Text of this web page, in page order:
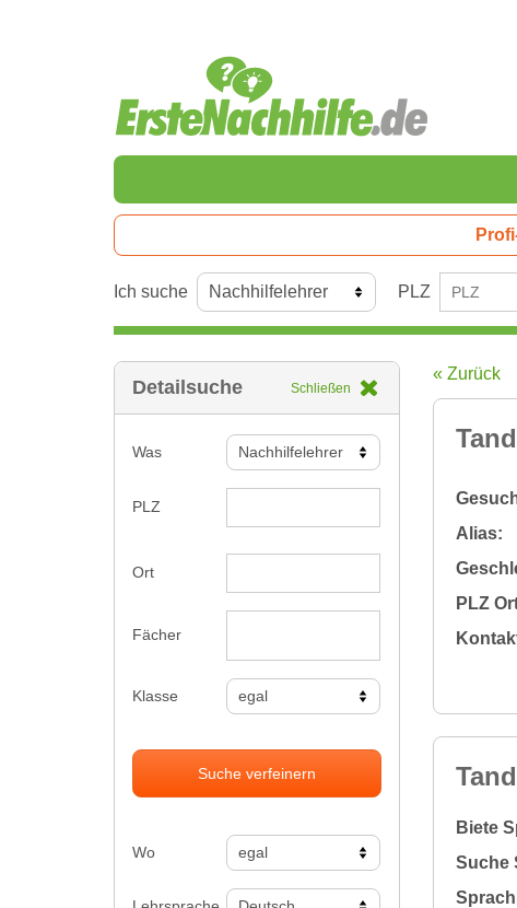
Ich suche PLZ
Detailsuche Schließen
Was
PLZ
Ort
Fächer
Klasse
Suche verfeinern
Wo
« Zurück
Alias:
PLZ
Biete
Suche